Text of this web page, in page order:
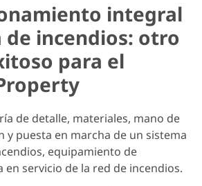
integral
de incendios: otro
para el
de detalle, materiales, mano de
y puesta en marcha de un sistema
equipamiento de
en servicio de la red de incendios.